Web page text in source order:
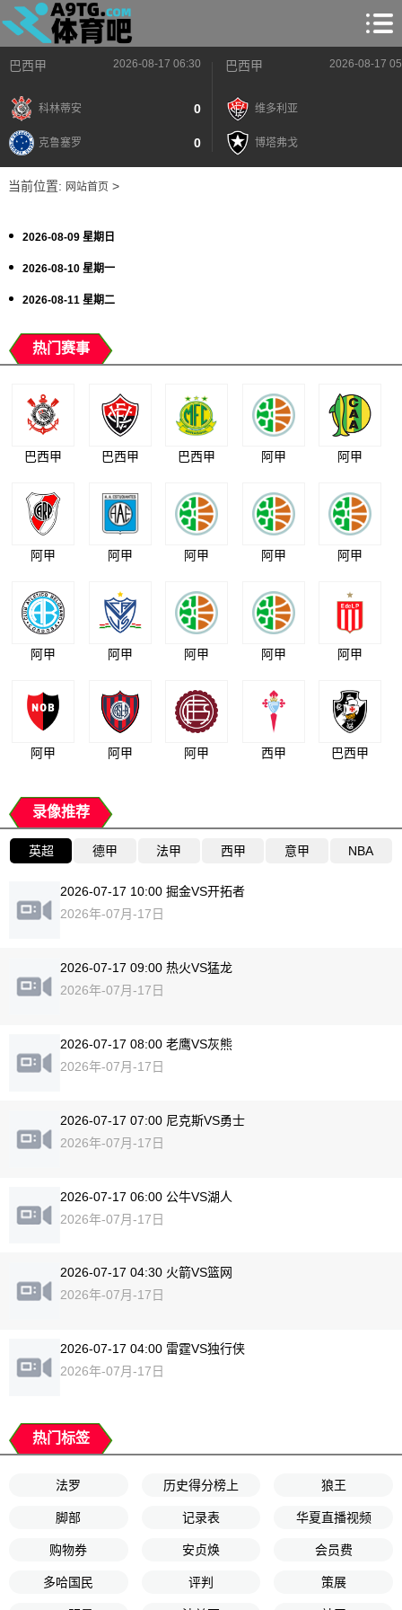
巴西甲 2026-08-17 06:30
科林蒂安 0
克鲁塞罗 0
巴西甲 2026-08-17
维多利亚
博塔弗戈
当前位置: 网站首页>
2026-08-09 星期日
2026-08-10 星期一
2026-08-11 星期二
热门赛事
巴西甲 巴西甲 巴西甲 阿甲 阿甲
阿甲 阿甲 阿甲 阿甲 阿甲
阿甲 阿甲 阿甲 阿甲 阿甲
阿甲 阿甲 阿甲 西甲 巴西甲
录像推荐
英超 德甲 法甲 西甲 意甲 NBA
2026-07-17 10:00 掘金VS开拓者
2026年-07月-17日
2026-07-17 09:00 热火VS猛龙
2026年-07月-17日
2026-07-17 08:00 老鹰VS灰熊
2026年-07月-17日
2026-07-17 07:00 尼克斯VS勇士
2026年-07月-17日
2026-07-17 06:00 公牛VS湖人
2026年-07月-17日
2026-07-17 04:30 火箭VS篮网
2026年-07月-17日
2026-07-17 04:00 雷霆VS独行侠
2026年-07月-17日
热门标签
法罗 历史得分榜上 狼王
脚部 记录表 华夏直播视频
购物券 安贞焕 会员费
多哈国民 评判 策展